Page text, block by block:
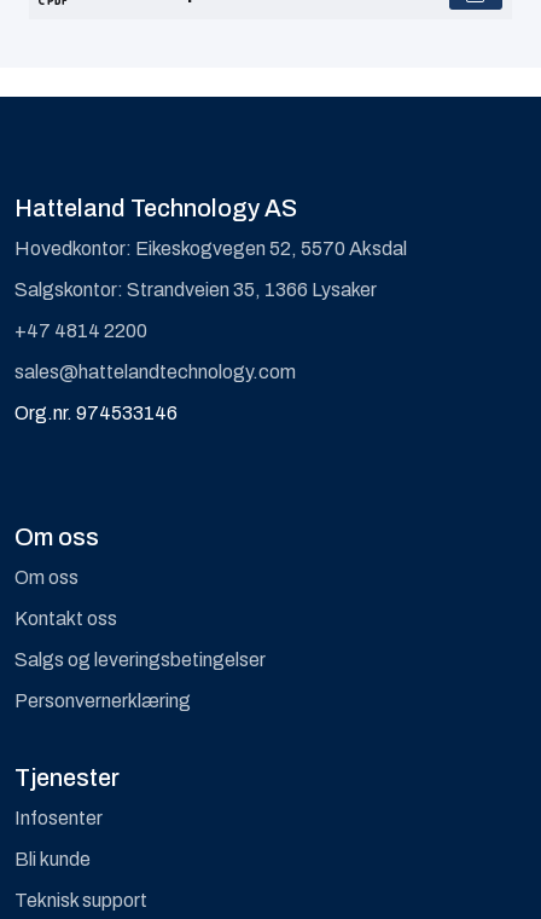
Hatteland Technology AS
Hovedkontor: Eikeskogvegen 52, 5570 Aksdal
Salgskontor: Strandveien 35, 1366 Lysaker
+47 4814 2200
sales@hattelandtechnology.com
Org.nr. 974533146
Om oss
Om oss
Kontakt oss
Salgs og leveringsbetingelser
Personvernerklæring
Tjenester
Infosenter
Bli kunde
Teknisk support